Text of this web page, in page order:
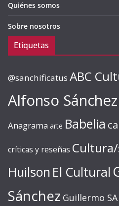
Quiénes somos
Sobre nosotros
Etiquetas
@sanchificatus ABC
Alfonso Sánchez
Anagrama arte Babelia
críticas y reseñas
Huilson El Cultural
Sánchez Guillermo SA